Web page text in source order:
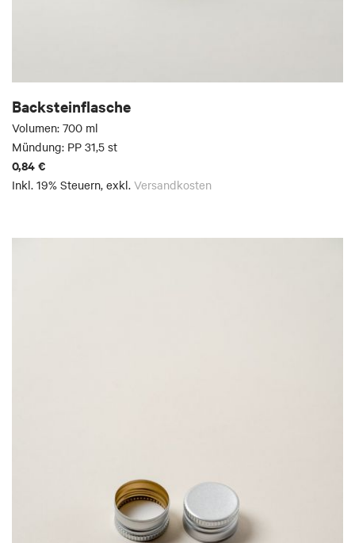
Backsteinflasche
Volumen: 700 ml
Mündung: PP 31,5 st
0,84 €
Inkl. 19% Steuern, exkl. Versandkosten